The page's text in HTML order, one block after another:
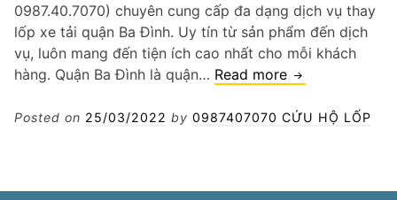
0987.40.7070) chuyên cung cấp đa dạng dịch vụ thay
lốp xe tải quận Ba Đình. Uy tín từ sản phẩm đến dịch
vụ, luôn mang đến tiện ích cao nhất cho mỗi khách
hàng. Quận Ba Đình là quận… Read more Thay
xe
Posted on 25/03/2022 by 0987407070 CỨU HỘ LỐP